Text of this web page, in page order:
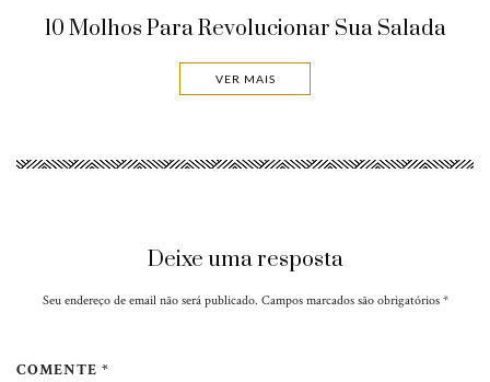
10 Molhos Para Revolucionar Sua Salada
VER MAIS
Deixe uma resposta
Seu endereço de email não será publicado. Campos marcados são obrigatórios *
COMENTE *